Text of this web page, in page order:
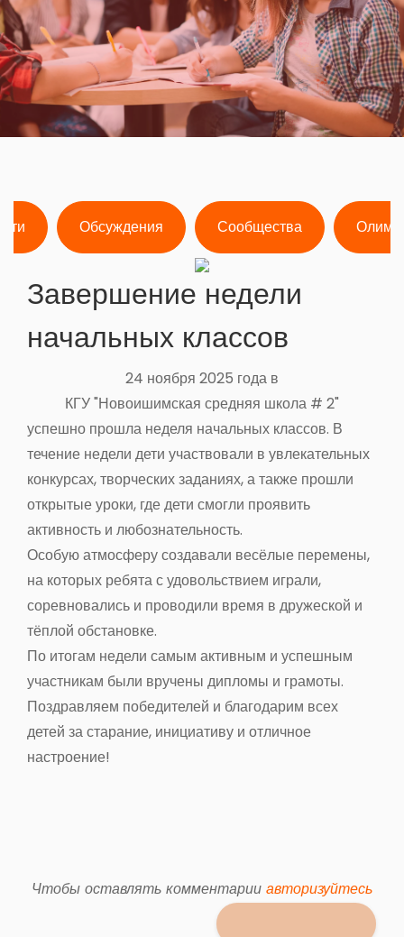
Обсуждения Сообщества
Завершение недели
начальных классов
24 ноября 2025 года в
КГУ "Новоишимская средняя школа # 2"
успешно прошла неделя начальных классов. В
течение недели дети участвовали в увлекательных
конкурсах, творческих заданиях, а также прошли
открытые уроки, где дети смогли проявить
активность и любознательность.
Особую атмосферу создавали весёлые перемены,
на которых ребята с удовольствием играли,
соревновались и проводили время в дружеской и
тёплой обстановке.
По итогам недели самым активным и успешным
участникам были вручены дипломы и грамоты.
Поздравляем победителей и благодарим всех
детей за старание, инициативу и отличное
настроение!
Чтобы оставлять комментарии авторизуйтесь